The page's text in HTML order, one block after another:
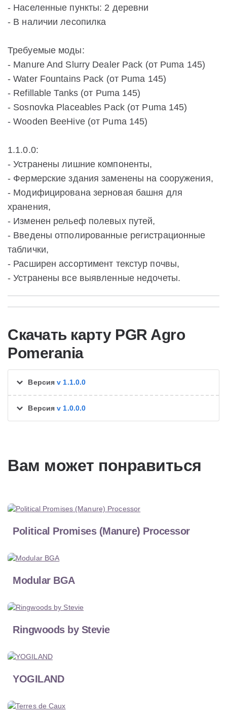
- Населенные пункты: 2 деревни
- В наличии лесопилка
Требуемые моды:
- Manure And Slurry Dealer Pack (от Puma 145)
- Water Fountains Pack (от Puma 145)
- Refillable Tanks (от Puma 145)
- Sosnovka Placeables Pack (от Puma 145)
- Wooden BeeHive (от Puma 145)
1.1.0.0:
- Устранены лишние компоненты,
- Фермерские здания заменены на сооружения,
- Модифицирована зерновая башня для
хранения,
- Изменен рельеф полевых путей,
- Введены отполированные регистрационные
таблички,
- Расширен ассортимент текстур почвы,
- Устранены все выявленные недочеты.
Скачать карту PGR Agro
Pomerania
Версияv 1.1.0.0
Версияv 1.0.0.0
Вам может понравиться
Political Promises (Manure) Processor
Modular BGA
Ringwoods by Stevie
YOGILAND